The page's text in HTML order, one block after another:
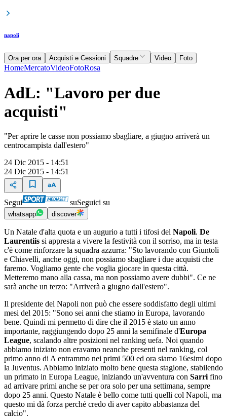
napoli
Ora per ora Acquisti e Cessioni Squadre Video Foto
HomeMercatoVideoFotoRosa
AdL: "Lavoro per due
acquisti"
"Per aprire le casse non possiamo sbagliare, a giugno arriverà un
centrocampista dall'estero"
24 Dic 2015 - 14:51
24 Dic 2015 - 14:51
Segui suSeguici su
whatsapp discover
Un Natale d'alta quota e un augurio a tutti i tifosi del Napoli. De
Laurentiis si appresta a vivere la festività con il sorriso, ma in testa
c'è come rinforzare la squadra azzurra: "Sto lavorando con Giuntoli
e Chiavelli, anche oggi, non possiamo sbagliare i due acquisti che
faremo. Vogliamo gente che voglia giocare in questa città.
Metteremo mano alla cassa, ma non possiamo avere dubbi". Ce ne
sarà anche un terzo: "Arriverà a giugno dall'estero".
Il presidente del Napoli non può che essere soddisfatto degli ultimi
mesi del 2015: "Sono sei anni che stiamo in Europa, lavorando
bene. Quindi mi permetto di dire che il 2015 è stato un anno
importante, raggiungendo dopo 25 anni la semifinale d'Europa
League, scalando altre posizioni nel ranking uefa. Noi quando
abbiamo iniziato non eravamo neanche presenti nel ranking, col
primo anno di A entrammo nei primi 500 ed ora siamo 16esimi dopo
la Juventus. Abbiamo iniziato molto bene questa stagione, stabilendo
un primato in Europa League, iniziando un'avventura con Sarri fino
ad arrivare primi anche se per ora solo per una settimana, sempre
dopo 25 anni. Questo Natale è bello come tutti quelli col Napoli, ma
questo mi dà forza perché credo di aver capito abbastanza del
calcio".